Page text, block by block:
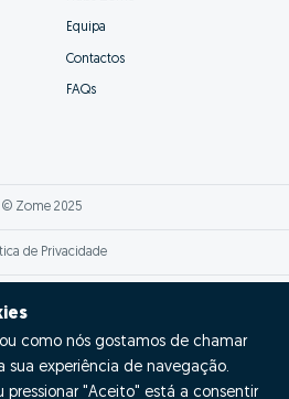
Equipa
Contactos
FAQs
© Zome 2025
de Privacidade
Alternativa de Litígios
de reclamações
como nós gostamos de chamar
sua experiência de navegação.
pressionar "Aceito" está a consentir